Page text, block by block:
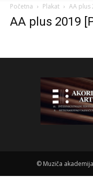
Početna Plakat AA plus
AA plus 2019
© Muziča